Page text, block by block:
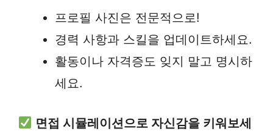
프로필 사진은 전문적으로!
경력 사항과 스킬을 업데이트하세요.
활동이나 자격증도 잊지 말고 명시하
세요.
면접 시뮬레이션으로 자신감을 키워보세